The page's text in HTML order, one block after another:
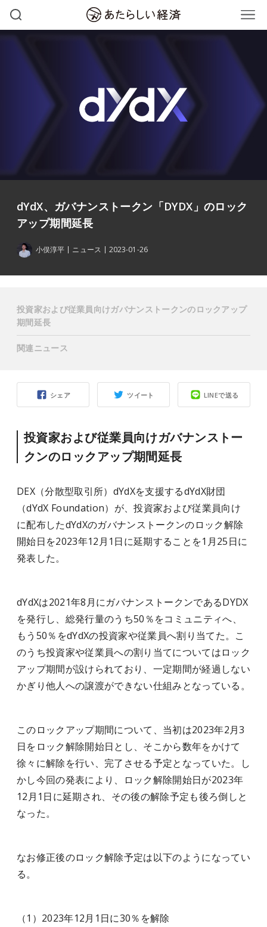
dYdX、ガバナンストークン「DYDX」のロック
アップ期間延長
小俣淳平 ニュース 2023-01-26
シェア ツイート LINEで送る
投資家および従業員向けガバナンストー
クンのロックアップ期間延長
DEX（分散型取引所）dYdXを支援するdYdX財団
（dYdX Foundation）が、投資家および従業員向け
に配布したdYdXのガバナンストークンのロック解除
開始日を2023年12月1日に延期することを1月25日に
発表した。
dYdXは2021年8月にガバナンストークンであるDYDX
を発行し、総発行量のうち50％をコミュニティへ、
もう50％をdYdXの投資家や従業員へ割り当てた。こ
のうち投資家や従業員への割り当てについてはロック
アップ期間が設けられており、一定期間が経過しない
かぎり他人への譲渡ができない仕組みとなっている。
このロックアップ期間について、当初は2023年2月3
日をロック解除開始日とし、そこから数年をかけて
徐々に解除を行い、 完了 させる予定となっていた。し
かし今回の発表により、ロック解除開始日が2023年
12月1日に延期され、その後の解除予定も後ろ倒しと
なった。
なお修正後のロック解除予定は以下のようになってい
る。
（1）2023年12月1日に30％を解除
投資家および従業員向けガバナンストークンのロックアップ
期間延長
関連ニュース